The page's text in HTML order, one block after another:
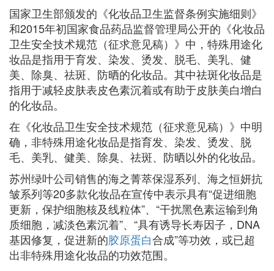
国家卫生部颁发的《化妆品卫生监督条例实施细则》
和2015年初国家食品药品监督管理局公开的《化妆品
卫生安全技术规范（征求意见稿）》中，特殊用途化
妆品是指用于育发、染发、烫发、脱毛、美乳、健
美、除臭、祛斑、防晒的化妆品。其中祛斑化妆品是
指用于减轻皮肤表皮色素沉着或有助于皮肤美白增白
的化妆品。
在《化妆品卫生安全技术规范（征求意见稿）》中明
确，非特殊用途化妆品是指育发、染发、烫发、脱
毛、美乳、健美、除臭、祛斑、防晒以外的化妆品。
苏州绿叶公司销售的海之菁萃保湿系列、海之恒妍抗
皱系列等20多款化妆品在宣传中表示具有“促进细胞
更新，保护细胞核及线粒体”、“干扰黑色素运输到角
质细胞，减淡色素沉着”、“具有诱导长寿因子，DNA
基因修复，促进新的胶原蛋白合成”等功效，或已超
出非特殊用途化妆品的功效范围。